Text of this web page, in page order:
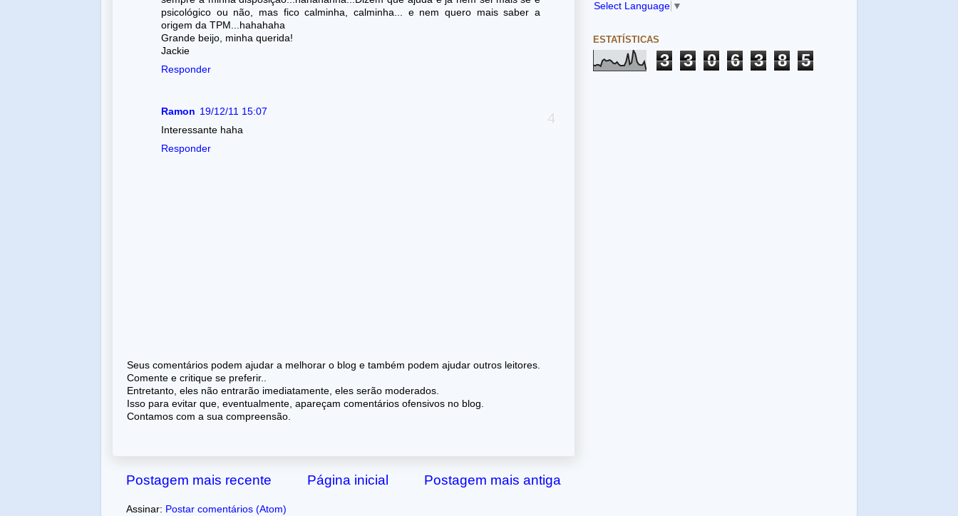
psicológico ou não, mas fico calminha, calminha... e nem quero mais saber a
origem da TPM...hahahaha
Grande beijo, minha querida!
Jackie
Responder
Ramon 19/12/11 15:07
Interessante haha
Responder
Seus comentários podem ajudar a melhorar o blog e também podem ajudar outros leitores.
Comente e critique se preferir..
Entretanto, eles não entrarão imediatamente, eles serão moderados.
Isso para evitar que, eventualmente, apareçam comentários ofensivos no blog.
Contamos com a sua compreensão.
Postagem mais recente Postagem mais antiga
Página inicial
Assinar: Postar comentários (Atom)
Select Language ▼
ESTATÍSTICAS
3 3 0 6 3 8 5